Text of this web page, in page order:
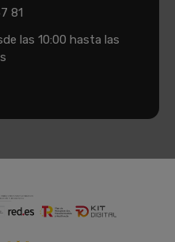
81
las 10:00 hasta las